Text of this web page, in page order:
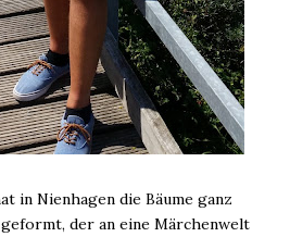
in Nienhagen die Bäume ganz
der an eine Märchenwelt